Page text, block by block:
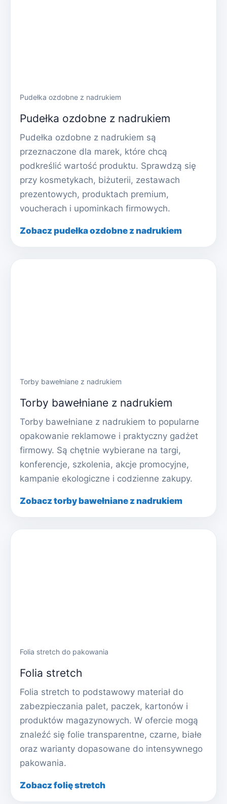
Pudełka ozdobne z nadrukiem
Pudełka ozdobne z nadrukiem
Pudełka ozdobne z nadrukiem są
przeznaczone dla marek, które chcą
podkreślić wartość produktu. Sprawdzą się
przy kosmetykach, biżuterii, zestawach
prezentowych, produktach premium,
voucherach i upominkach firmowych.
Zobacz pudełka ozdobne z nadrukiem
Torby bawełniane z nadrukiem
Torby bawełniane z nadrukiem
Torby bawełniane z nadrukiem to popularne
opakowanie reklamowe i praktyczny gadżet
firmowy. Są chętnie wybierane na targi,
konferencje, szkolenia, akcje promocyjne,
kampanie ekologiczne i codzienne zakupy.
Zobacz torby bawełniane z nadrukiem
Folia stretch do pakowania
Folia stretch
Folia stretch to podstawowy materiał do
zabezpieczania palet, paczek, kartonów i
produktów magazynowych. W ofercie mogą
znaleźć się folie transparentne, czarne, białe
oraz warianty dopasowane do intensywnego
pakowania.
Zobacz folię stretch